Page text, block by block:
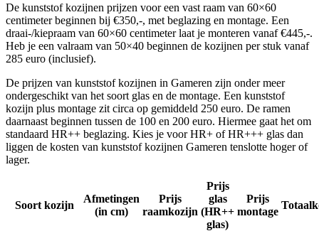
De kunststof kozijnen prijzen voor een vast raam van 60×60
centimeter beginnen bij €350,-, met beglazing en montage. Een
draai-/kiepraam van 60×60 centimeter laat je monteren vanaf €445,-.
Heb je een valraam van 50×40 beginnen de kozijnen per stuk vanaf
285 euro (inclusief).
De prijzen van kunststof kozijnen in Gameren zijn onder meer
ondergeschikt van het soort glas en de montage. Een kunststof
kozijn plus montage zit circa op gemiddeld 250 euro. De ramen
daarnaast beginnen tussen de 100 en 200 euro. Hiermee gaat het om
standaard HR++ beglazing. Kies je voor HR+ of HR+++ glas dan
liggen de kosten van kunststof kozijnen Gameren tenslotte hoger of
lager.
Soort kozijn
Afmetingen
(in cm)
Prijs
raamkozijn
Prijs
glas
(HR++
glas)
Prijs
montage